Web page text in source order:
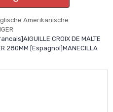
Amerikanische
CROIX DE MALTE
280MM [Espagnol]MANECILLA